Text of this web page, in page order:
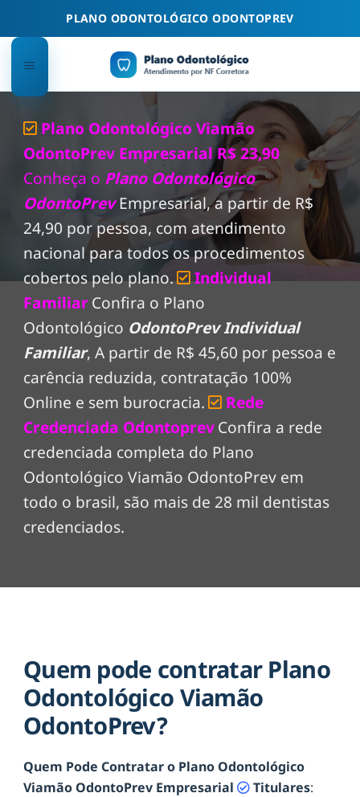
PLANO ODONTOLÓGICO ODONTOPREV
Plano Odontológico Viamão
OdontoPrev Empresarial R$ 23,90
Conheça o Plano Odontológico
OdontoPrev Empresarial, a partir de R$
24,90 por pessoa, com atendimento
nacional para todos os procedimentos
cobertos pelo plano.
Individual
FamiliarConfira o Plano
Odontológico OdontoPrev Individual
Familiar, A partir de R$ 45,60 por pessoa e
carência reduzida, contratação 100%
Online e sem burocracia.
Rede
Credenciada OdontoprevConfira a rede
credenciada completa do Plano
Odontológico Viamão OdontoPrev em
todo o brasil, são mais de 28 mil dentistas
credenciados.
Quem pode contratar Plano
Odontológico Viamão
OdontoPrev?
Quem Pode Contratar o Plano Odontológico
Viamão OdontoPrev Empresarial
Titulares: